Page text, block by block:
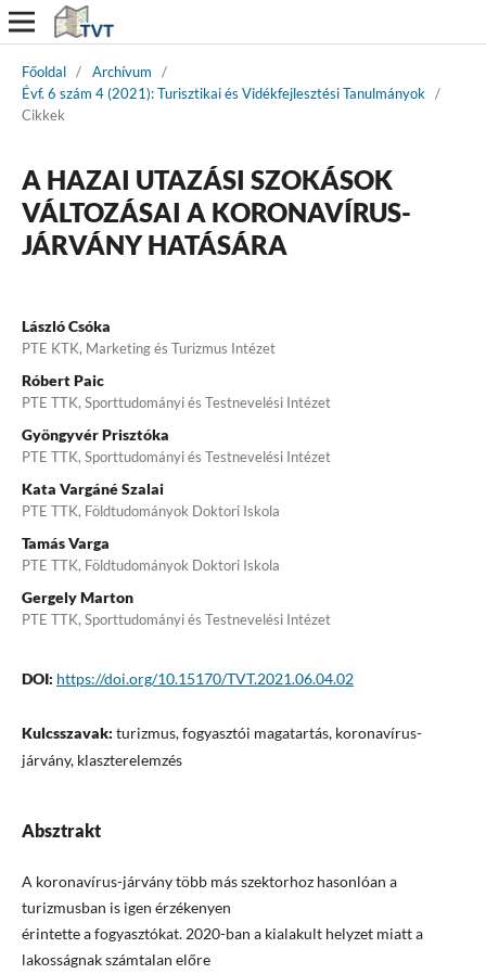
Főoldal / Archívum
/
Évf. 6 szám 4 (2021): Turisztikai és Vidékfejlesztési Tanulmányok /
Cikkek
A HAZAI UTAZÁSI SZOKÁSOK
VÁLTOZÁSAI A KORONAVÍRUS-
JÁRVÁNY HATÁSÁRA
László Csóka
PTE KTK, Marketing és Turizmus Intézet
Róbert Paic
PTE TTK, Sporttudományi és Testnevelési Intézet
Gyöngyvér Prisztóka
PTE TTK, Sporttudományi és Testnevelési Intézet
Kata Vargáné Szalai
PTE TTK, Földtudományok Doktori Iskola
Tamás Varga
PTE TTK, Földtudományok Doktori Iskola
Gergely Marton
PTE TTK, Sporttudományi és Testnevelési Intézet
DOI: https://doi.org/10.15170/TVT.2021.06.04.02
Kulcsszavak: turizmus, fogyasztói magatartás, koronavírus-
járvány, klaszterelemzés
Absztrakt
A koronavírus-járvány több más szektorhoz hasonlóan a
turizmusban is igen érzékenyen
érintette a fogyasztókat. 2020-ban a kialakult helyzet miatt a
lakosságnak számtalan előre